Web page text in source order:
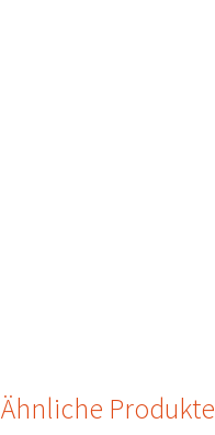
Ähnliche Produkte